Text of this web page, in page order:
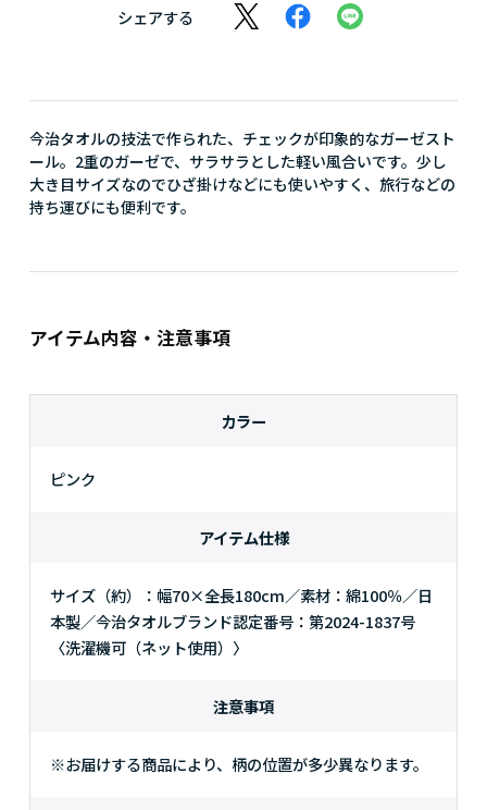
シェアする
今治タオルの技法で作られた、チェックが印象的なガーゼスト
ール。2重のガーゼで、サラサラとした軽い風合いです。少し
大き目サイズなのでひざ掛けなどにも使いやすく、旅行などの
持ち運びにも便利です。
アイテム内容・注意事項
カラー
ピンク
アイテム仕様
サイズ（約）：幅70×全長180cm／素材：綿100％／日
本製／今治タオルブランド認定番号：第2024-1837号
〈洗濯機可（ネット使用）〉
注意事項
※お届けする商品により、柄の位置が多少異なります。